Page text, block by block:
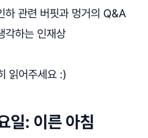
하 관련 버핏과 멍거의 Q&A
각하는 인재상
읽어주세요 :)
일: 이른 아침